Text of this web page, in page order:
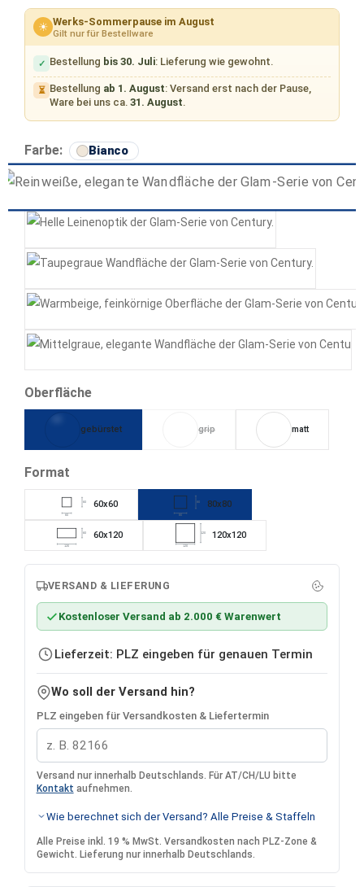
☀ Werks-Sommerpause im August
Gilt nur für Bestellware
✓ Bestellung bis 30. Juli: Lieferung wie gewohnt.
⏳ Bestellung ab 1. August: Versand erst nach der Pause,
Ware bei uns ca.31. August.
Farbe: Bianco auswählen
Oberflächeauswählen
gebürstet grip
(Diese Option ist zurzeit nicht
matt
Format
60
60x60 80x80
120
60x120
120
120 120x120
VERSAND & LIEFERUNG
Kostenloser Versand ab 2.000 € Warenwert
Lieferzeit: PLZ eingeben für genauen Termin
Wo soll der Versand hin?
PLZ eingeben für Versandkosten & Liefertermin
Versand nur innerhalb Deutschlands. Für AT/CH/LU bitte
Kontakt aufnehmen.
Wie berechnet sich der Versand? Alle Preise & Staffeln
Alle Preise inkl. 19 % MwSt. Versandkosten nach PLZ-Zone &
Gewicht. Lieferung nur innerhalb Deutschlands.